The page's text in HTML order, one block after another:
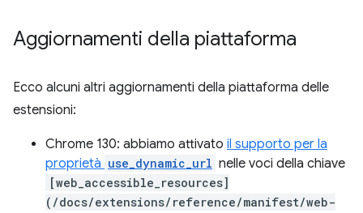
Aggiornamenti della piattaforma
Ecco alcuni altri aggiornamenti della piattaforma delle
estensioni:
Chrome 130: abbiamo attivato il supporto per la
proprietà use_dynamic_url nelle voci della chiave
[web_accessible_resources]
(/docs/extensions/reference/manifest/web-